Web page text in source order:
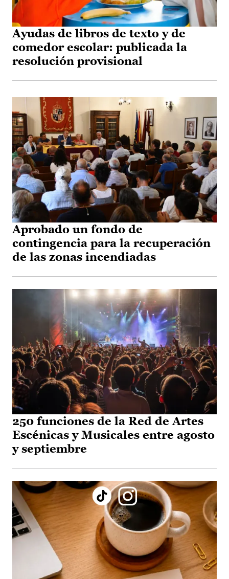
Ayudas de libros de texto y de
comedor escolar: publicada la
resolución provisional
Aprobado un fondo de
contingencia para la recuperación
de las zonas incendiadas
250 funciones de la Red de Artes
Escénicas y Musicales entre agosto
y septiembre